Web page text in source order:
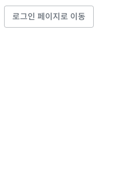
로그인 페이지로 이동